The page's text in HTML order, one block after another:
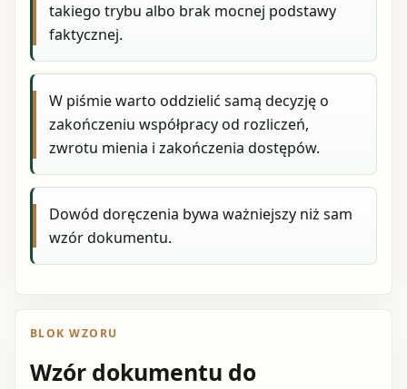
takiego trybu albo brak mocnej podstawy
faktycznej.
W piśmie warto oddzielić samą decyzję o
zakończeniu współpracy od rozliczeń,
zwrotu mienia i zakończenia dostępów.
Dowód doręczenia bywa ważniejszy niż sam
wzór dokumentu.
BLOK WZORU
Wzór dokumentu do